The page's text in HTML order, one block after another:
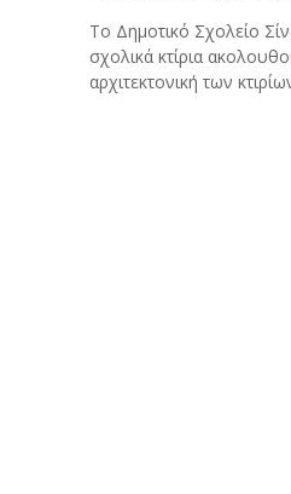
Το Δημοτικό Σχολείο
σχολικά κτίρια
αρχιτεκτονική των